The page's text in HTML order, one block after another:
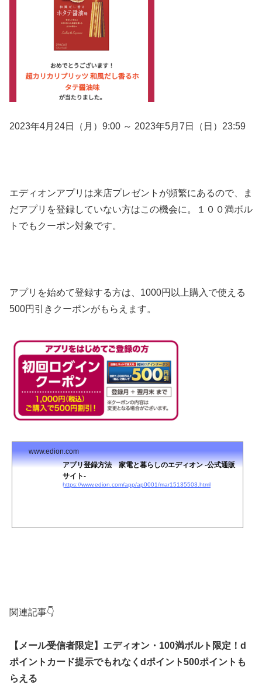
2023年4月24日（月）9:00 ～ 2023年5月7日（日）23:59
エディオンアプリは来店プレゼントが頻繁にあるので、ま
だアプリを登録していない方はこの機会に。１００満ボル
トでもクーポン対象です。
アプリを始めて登録する方は、1000円以上購入で使える
500円引きクーポンがもらえます。
www.edion.com
アプリ登録方法 家電と暮らしのエディオン -公式通販
サイト-
https://www.edion.com/app/ap0001/mar15135503.html
関連記事👇
【メール受信者限定】エディオン・100満ボルト限定！d
ポイントカード提示でもれなくdポイント500ポイントも
らえる